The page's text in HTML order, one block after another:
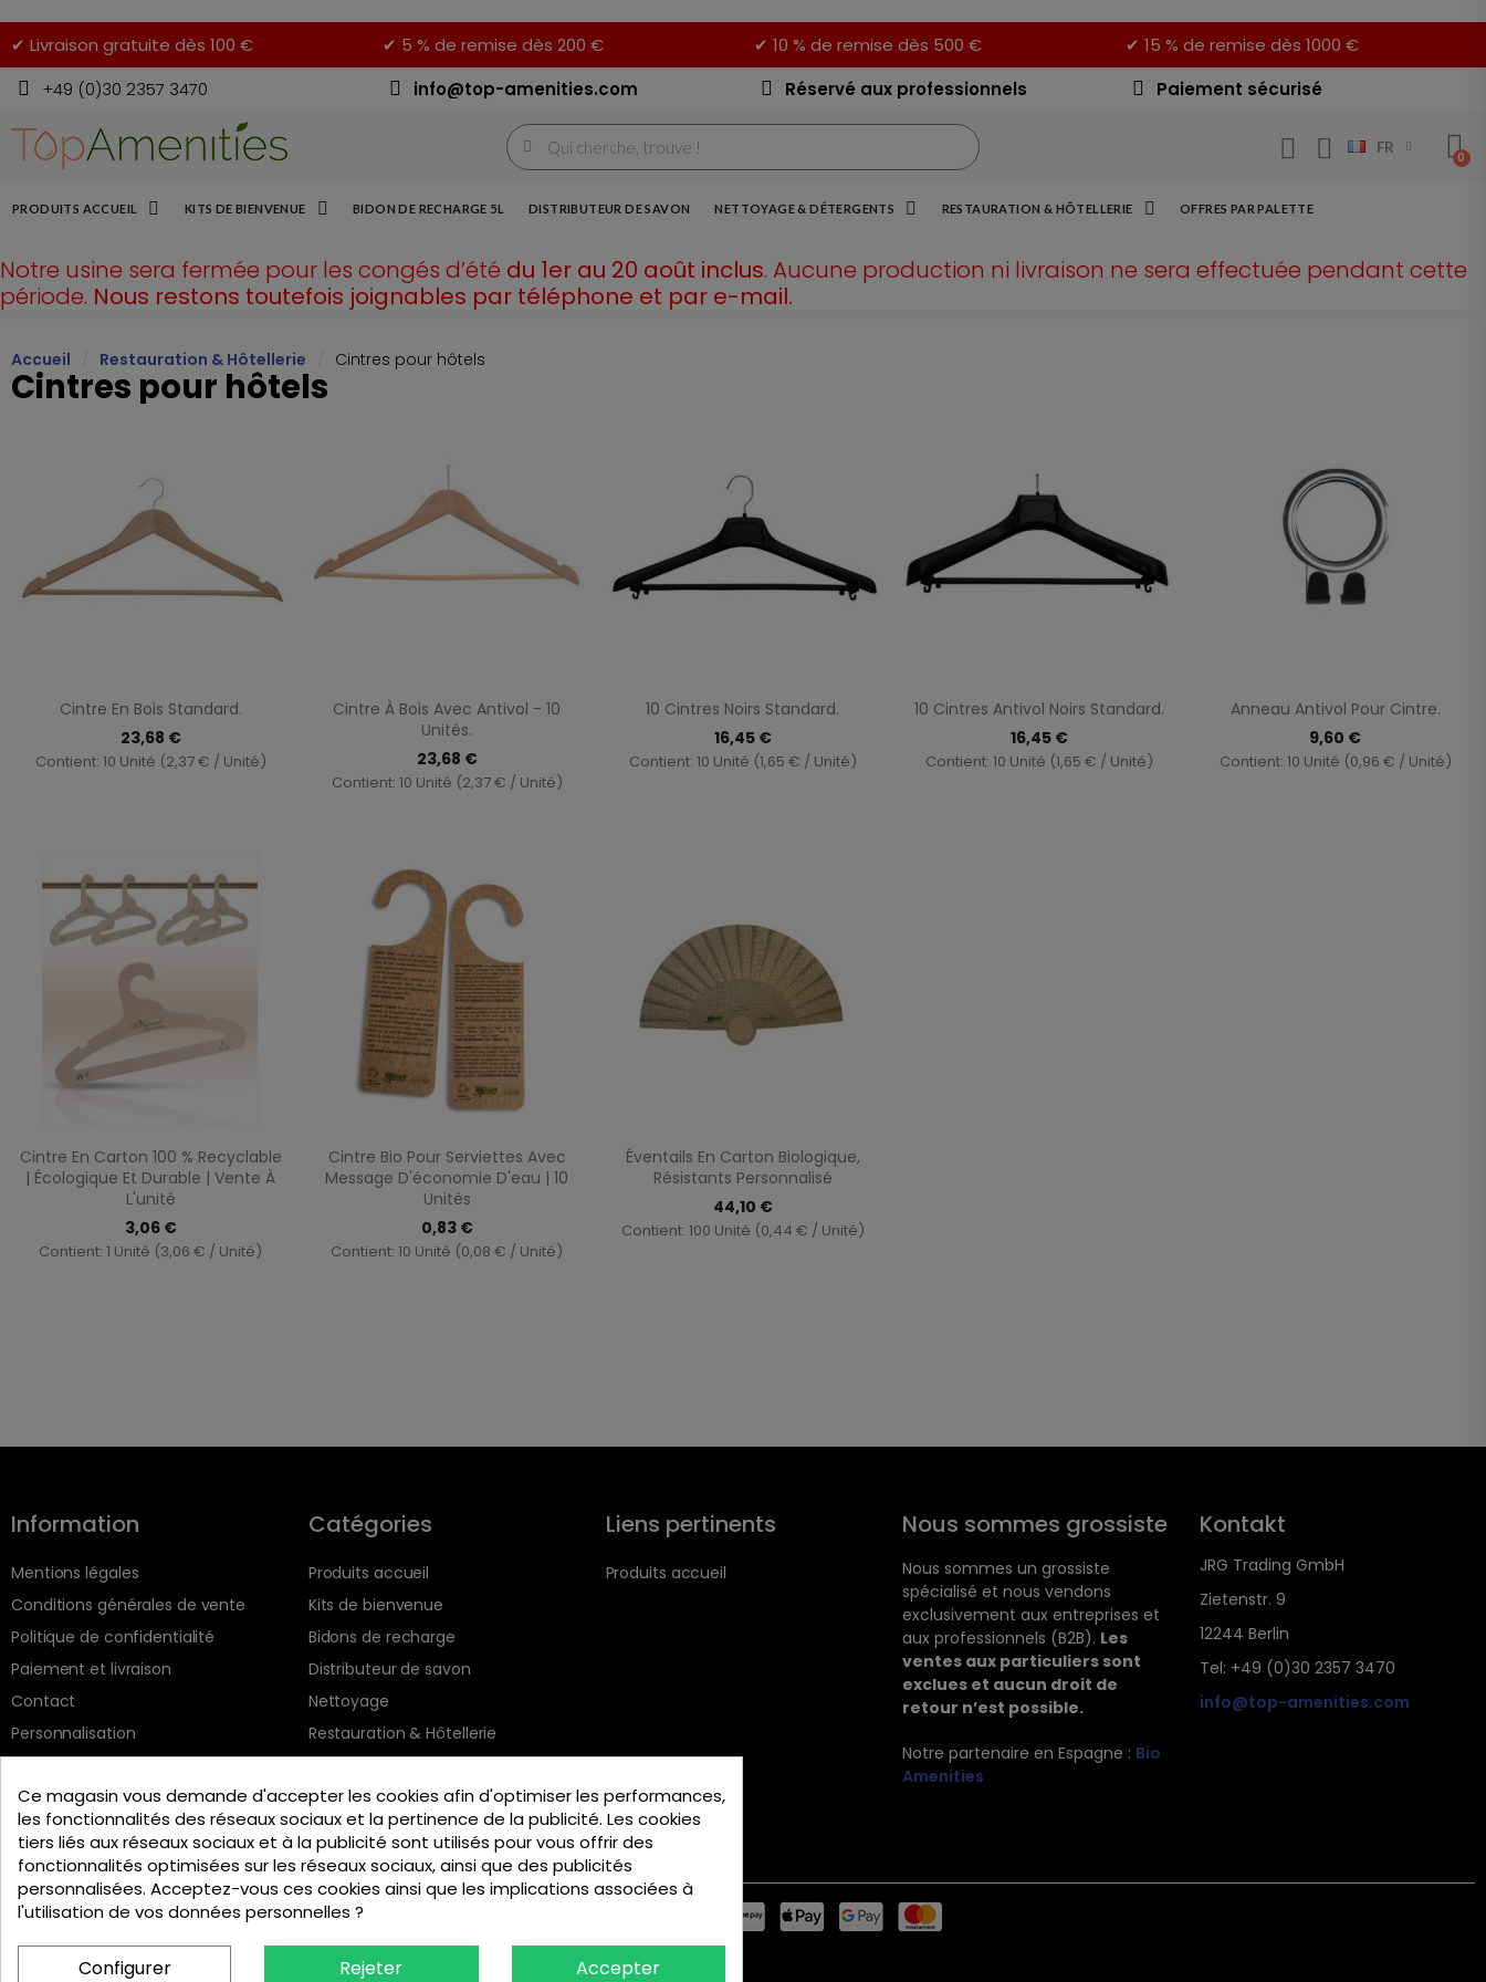
✔ Livraison gratuite dès 100 € ✔ 5 % de remise dès 200 € ✔ 10 % de remise dès 500 €
✔ 15 % de remise dès 1000 €
+49 (0)30 2357 3470
info@top-amenities.com Réservé aux professionnels Paiement sécurisé
FR
PRODUITS ACCUEIL KITS DE BIENVENUE BIDON DE RECHARGE 5L DISTRIBUTEUR DE SAVON NETTOYAGE & DÉTERGENTS RESTAURATION & HÔTELLERIE OFFRES PAR PALETTE
Notre usine sera fermée pour les congés d’été du 1er au 20 août inclus. Aucune production ni livraison ne sera effectuée pendant cette
période. Nous restons toutefois joignables par téléphone et par e-mail.
Accueil Restauration & Hôtellerie Cintres pour hôtels
Cintres pour hôtels
Aperçu rapide
Cintre En Bois Standard.
23,68 €
Contient: 10 Unité (2,37 € / Unité)
 Aperçu rapide
Cintre À Bois Avec Antivol - 10
Unités.
23,68 €
Contient: 10 Unité (2,37 € / Unité)
Aperçu rapide
10 Cintres Noirs Standard.
16,45 €
Contient: 10 Unité (1,65 € / Unité)
Aperçu rapide
10 Cintres Antivol Noirs Standard.
16,45 €
Contient: 10 Unité (1,65 € / Unité)
Aperçu rapide
Anneau Antivol Pour Cintre.
9,60 €
Contient: 10 Unité (0,96 € / Unité)
Aperçu rapide
Cintre En Carton 100 % Recyclable
| Écologique Et Durable | Vente À
L'unité
3,06 €
Contient: 1 Unité (3,06 € / Unité)
Aperçu rapide
Cintre Bio Pour Serviettes Avec
Message D'économie D'eau | 10
Unités
0,83 €
Contient: 10 Unité (0,08 € / Unité)
Aperçu rapide
Éventails En Carton Biologique,
Résistants Personnalisé
44,10 €
Contient: 100 Unité (0,44 € / Unité)
Information
Mentions légales
Conditions générales de vente
Politique de confidentialité
Paiement et livraison
Contact
Personnalisation
Catégories
Produits accueil
Kits de bienvenue
Bidons de recharge
Distributeur de savon
Nettoyage
Restauration & Hôtellerie
Liens pertinents
Produits accueil
Nous sommes grossiste
Nous sommes un grossiste
spécialisé et nous vendons
exclusivement aux entreprises et
aux professionnels (B2B). Les
ventes aux particuliers sont
exclues et aucun droit de
retour n’est possible.
Notre partenaire en Espagne : Bio
Amenities
Kontakt
JRG Trading GmbH
Zietenstr. 9
12244 Berlin
Tel: +49 (0)30 2357 3470
info@top-amenities.com
Ce magasin vous demande d'accepter les cookies afin d'optimiser les performances,
les fonctionnalités des réseaux sociaux et la pertinence de la publicité. Les cookies
tiers liés aux réseaux sociaux et à la publicité sont utilisés pour vous offrir des
fonctionnalités optimisées sur les réseaux sociaux, ainsi que des publicités
personnalisées. Acceptez-vous ces cookies ainsi que les implications associées à
l'utilisation de vos données personnelles ?
Configurer Rejeter Accepter